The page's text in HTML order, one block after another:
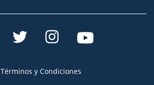
Términos y Condiciones